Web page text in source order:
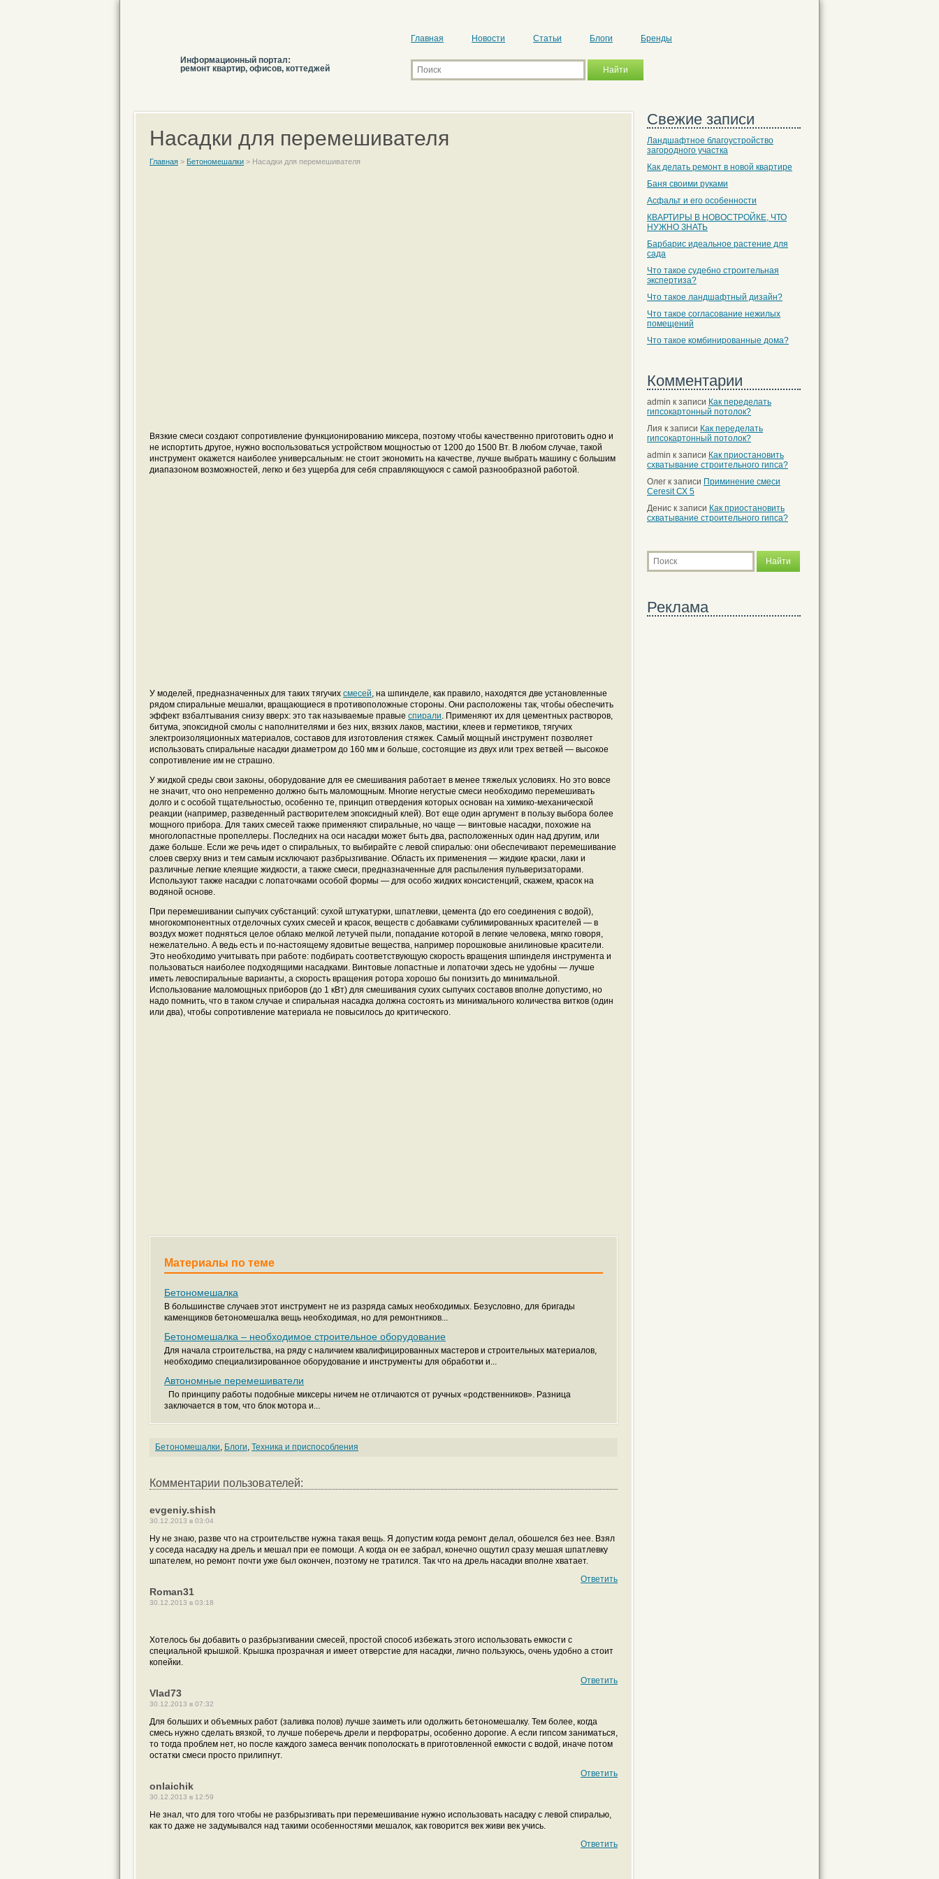
Информационный портал:
ремонт квартир, офисов, коттеджей
Главная Новости Статьи Блоги Бренды
Насадки для перемешивателя
Главная > Бетономешалки > Насадки для перемешивателя
Вязкие смеси создают сопротивление функционированию миксера, поэтому чтобы качественно приготовить одно и
не испортить другое, нужно воспользоваться устройством мощностью от 1200 до 1500 Вт. В любом случае, такой
инструмент окажется наиболее универсальным: не стоит экономить на качестве, лучше выбрать машину с большим
диапазоном возможностей, легко и без ущерба для себя справляющуюся с самой разнообразной работой.
У моделей, предназначенных для таких тягучих смесей, на шпинделе, как правило, находятся две установленные
рядом спиральные мешалки, вращающиеся в противоположные стороны. Они расположены так, чтобы обеспечить
эффект взбалтывания снизу вверх: это так называемые правые спирали. Применяют их для цементных растворов,
битума, эпоксидной смолы с наполнителями и без них, вязких лаков, мастики, клеев и герметиков, тягучих
электроизоляционных материалов, составов для изготовления стяжек. Самый мощный инструмент позволяет
использовать спиральные насадки диаметром до 160 мм и больше, состоящие из двух или трех ветвей — высокое
сопротивление им не страшно.
У жидкой среды свои законы, оборудование для ее смешивания работает в менее тяжелых условиях. Но это вовсе
не значит, что оно непременно должно быть маломощным. Многие негустые смеси необходимо перемешивать
долго и с особой тщательностью, особенно те, принцип отвердения которых основан на химико-механической
реакции (например, разведенный растворителем эпоксидный клей). Вот еще один аргумент в пользу выбора более
мощного прибора. Для таких смесей также применяют спиральные, но чаще — винтовые насадки, похожие на
многолопастные пропеллеры. Последних на оси насадки может быть два, расположенных один над другим, или
даже больше. Если же речь идет о спиральных, то выбирайте с левой спиралью: они обеспечивают перемешивание
слоев сверху вниз и тем самым исключают разбрызгивание. Область их применения — жидкие краски, лаки и
различные легкие клеящие жидкости, а также смеси, предназначенные для распыления пульверизаторами.
Используют также насадки с лопаточками особой формы — для особо жидких консистенций, скажем, красок на
водяной основе.
При перемешивании сыпучих субстанций: сухой штукатурки, шпатлевки, цемента (до его соединения с водой),
многокомпонентных отделочных сухих смесей и красок, веществ с добавками сублимированных красителей — в
воздух может подняться целое облако мелкой летучей пыли, попадание которой в легкие человека, мягко говоря,
нежелательно. А ведь есть и по-настоящему ядовитые вещества, например порошковые анилиновые красители.
Это необходимо учитывать при работе: подбирать соответствующую скорость вращения шпинделя инструмента и
пользоваться наиболее подходящими насадками. Винтовые лопастные и лопаточки здесь не удобны — лучше
иметь левоспиральные варианты, а скорость вращения ротора хорошо бы понизить до минимальной.
Использование маломощных приборов (до 1 кВт) для смешивания сухих сыпучих составов вполне допустимо, но
надо помнить, что в таком случае и спиральная насадка должна состоять из минимального количества витков (один
или два), чтобы сопротивление материала не повысилось до критического.
Материалы по теме
Бетономешалка
В большинстве случаев этот инструмент не из разряда самых необходимых. Безусловно, для бригады
каменщиков бетономешалка вещь необходимая, но для ремонтников...
Бетономешалка – необходимое строительное оборудование
Для начала строительства, на ряду с наличием квалифицированных мастеров и строительных материалов,
необходимо специализированное оборудование и инструменты для обработки и...
Автономные перемешиватели
По принципу работы подобные миксеры ничем не отличаются от ручных «родственников». Разница
заключается в том, что блок мотора и...
Бетономешалки, Блоги, Техника и приспособления
Комментарии пользователей:
evgeniy.shish
30.12.2013 в 03:04
Ну не знаю, разве что на строительстве нужна такая вещь. Я допустим когда ремонт делал, обошелся без нее. Взял
у соседа насадку на дрель и мешал при ее помощи. А когда он ее забрал, конечно ощутил сразу мешая шпатлевку
шпателем, но ремонт почти уже был окончен, поэтому не тратился. Так что на дрель насадки вполне хватает.
Ответить
Roman31
30.12.2013 в 03:18
Хотелось бы добавить о разбрызгивании смесей, простой способ избежать этого использовать емкости с
специальной крышкой. Крышка прозрачная и имеет отверстие для насадки, лично пользуюсь, очень удобно а стоит
копейки.
Ответить
Vlad73
30.12.2013 в 07:32
Для больших и объемных работ (заливка полов) лучше заиметь или одолжить бетономешалку. Тем более, когда
смесь нужно сделать вязкой, то лучше поберечь дрели и перфоратры, особенно дорогие. А если гипсом заниматься,
то тогда проблем нет, но после каждого замеса венчик пополоскать в приготовленной емкости с водой, иначе потом
остатки смеси просто прилипнут.
Ответить
onlaichik
30.12.2013 в 12:59
Не знал, что для того чтобы не разбрызгивать при перемешивание нужно использовать насадку с левой спиралью,
как то даже не задумывался над такими особенностями мешалок, как говорится век живи век учись.
Ответить
Свежие записи
Ландшафтное благоустройство
загородного участка
Как делать ремонт в новой квартире
Баня своими руками
Асфальт и его особенности
КВАРТИРЫ В НОВОСТРОЙКЕ, ЧТО
НУЖНО ЗНАТЬ
Барбарис идеальное растение для
сада
Что такое судебно строительная
экспертиза?
Что такое ландшафтный дизайн?
Что такое согласование нежилых
помещений
Что такое комбинированные дома?
Комментарии
admin к записи Как переделать
гипсокартонный потолок?
Лия к записи Как переделать
гипсокартонный потолок?
admin к записи Как приостановить
схватывание строительного гипса?
Олег к записи Приминение смеси
Ceresit СХ 5
Денис к записи Как приостановить
схватывание строительного гипса?
Реклама